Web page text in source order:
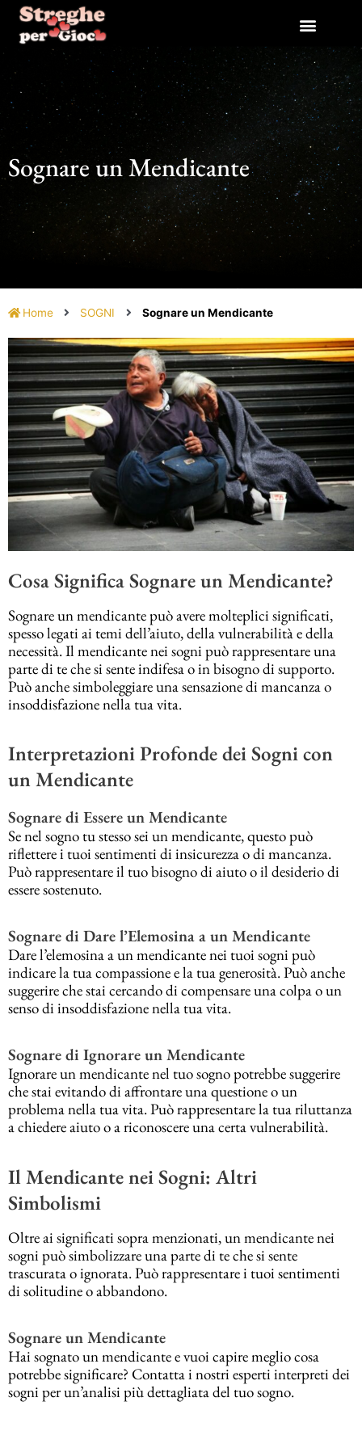
contenuto
Sognare un Mendicante
Home SOGNI Sognare un Mendicante
Cosa Significa Sognare un Mendicante?
Sognare un mendicante può avere molteplici significati,
spesso legati ai temi dell’aiuto, della vulnerabilità e della
necessità. Il mendicante nei sogni può rappresentare una
parte di te che si sente indifesa o in bisogno di supporto.
Può anche simboleggiare una sensazione di mancanza o
insoddisfazione nella tua vita.
Interpretazioni Profonde dei Sogni con
un Mendicante
Sognare di Essere un Mendicante
Se nel sogno tu stesso sei un mendicante, questo può
riflettere i tuoi sentimenti di insicurezza o di mancanza.
Può rappresentare il tuo bisogno di aiuto o il desiderio di
essere sostenuto.
Sognare di Dare l’Elemosina a un Mendicante
Dare l’elemosina a un mendicante nei tuoi sogni può
indicare la tua compassione e la tua generosità. Può anche
suggerire che stai cercando di compensare una colpa o un
senso di insoddisfazione nella tua vita.
Sognare di Ignorare un Mendicante
Ignorare un mendicante nel tuo sogno potrebbe suggerire
che stai evitando di affrontare una questione o un
problema nella tua vita. Può rappresentare la tua riluttanza
a chiedere aiuto o a riconoscere una certa vulnerabilità.
Il Mendicante nei Sogni: Altri
Simbolismi
Oltre ai significati sopra menzionati, un mendicante nei
sogni può simbolizzare una parte di te che si sente
trascurata o ignorata. Può rappresentare i tuoi sentimenti
di solitudine o abbandono.
Sognare un Mendicante
Hai sognato un mendicante e vuoi capire meglio cosa
potrebbe significare? Contatta i nostri esperti interpreti dei
sogni per un’analisi più dettagliata del tuo sogno.